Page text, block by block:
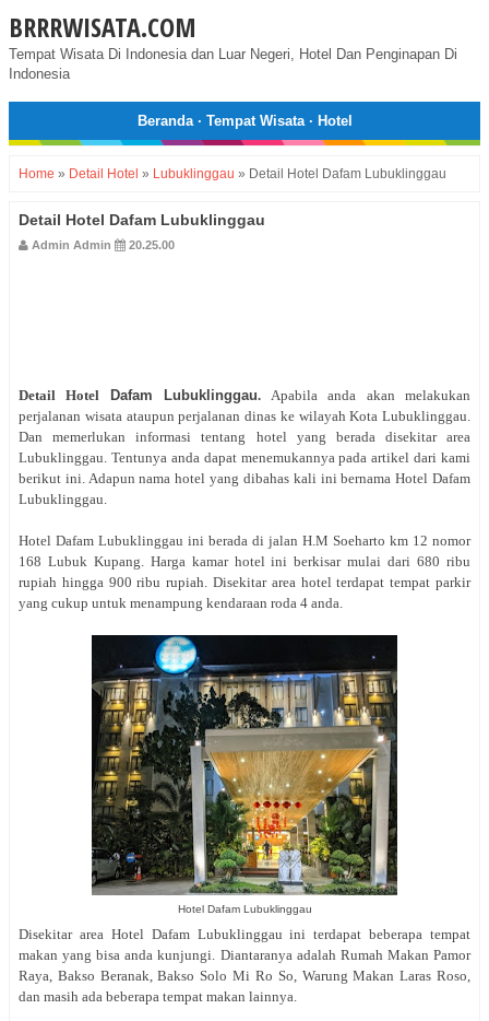
BRRRWISATA.COM
Tempat Wisata Di Indonesia dan Luar Negeri, Hotel Dan Penginapan Di
Indonesia
Beranda· Tempat Wisata· Hotel
Home » Detail Hotel » Lubuklinggau » Detail Hotel Dafam Lubuklinggau
Detail Hotel Dafam Lubuklinggau
Admin Admin 20.25.00
Detail Hotel Dafam Lubuklinggau.Apabila anda akan melakukan
perjalanan wisata ataupun perjalanan dinas ke wilayah Kota Lubuklinggau.
Dan memerlukan informasi tentang hotel yang berada disekitar area
Lubuklinggau. Tentunya anda dapat menemukannya pada artikel dari kami
berikut ini. Adapun nama hotel yang dibahas kali ini bernama Hotel Dafam
Lubuklinggau.
Hotel Dafam Lubuklinggau ini berada di jalan H.M Soeharto km 12 nomor
168 Lubuk Kupang. Harga kamar hotel ini berkisar mulai dari 680 ribu
rupiah hingga 900 ribu rupiah. Disekitar area hotel terdapat tempat parkir
yang cukup untuk menampung kendaraan roda 4 anda.
Hotel Dafam Lubuklinggau
Disekitar area Hotel Dafam Lubuklinggau ini terdapat beberapa tempat
makan yang bisa anda kunjungi. Diantaranya adalah Rumah Makan Pamor
Raya, Bakso Beranak, Bakso Solo Mi Ro So, Warung Makan Laras Roso,
dan masih ada beberapa tempat makan lainnya.